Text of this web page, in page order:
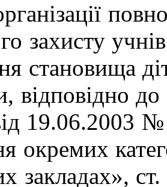
захисту
становища
відповідно
19.06.2003
окремих
закладах»,